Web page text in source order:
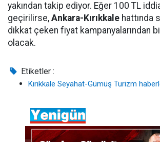
yakından takip ediyor. Eğer 100 TL
geçirilirse, Ankara-Kırıkkale hattında
dikkat çeken fiyat kampanyalarından
olacak.
Etiketler :
Kırıkkale Seyahat-Gümüş Turizm